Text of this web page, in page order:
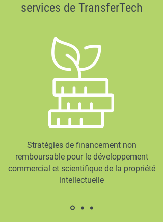
services de TransferTech
Stratégies de financement non
remboursable pour le développement
commercial et scientifique de la propriété
intellectuelle